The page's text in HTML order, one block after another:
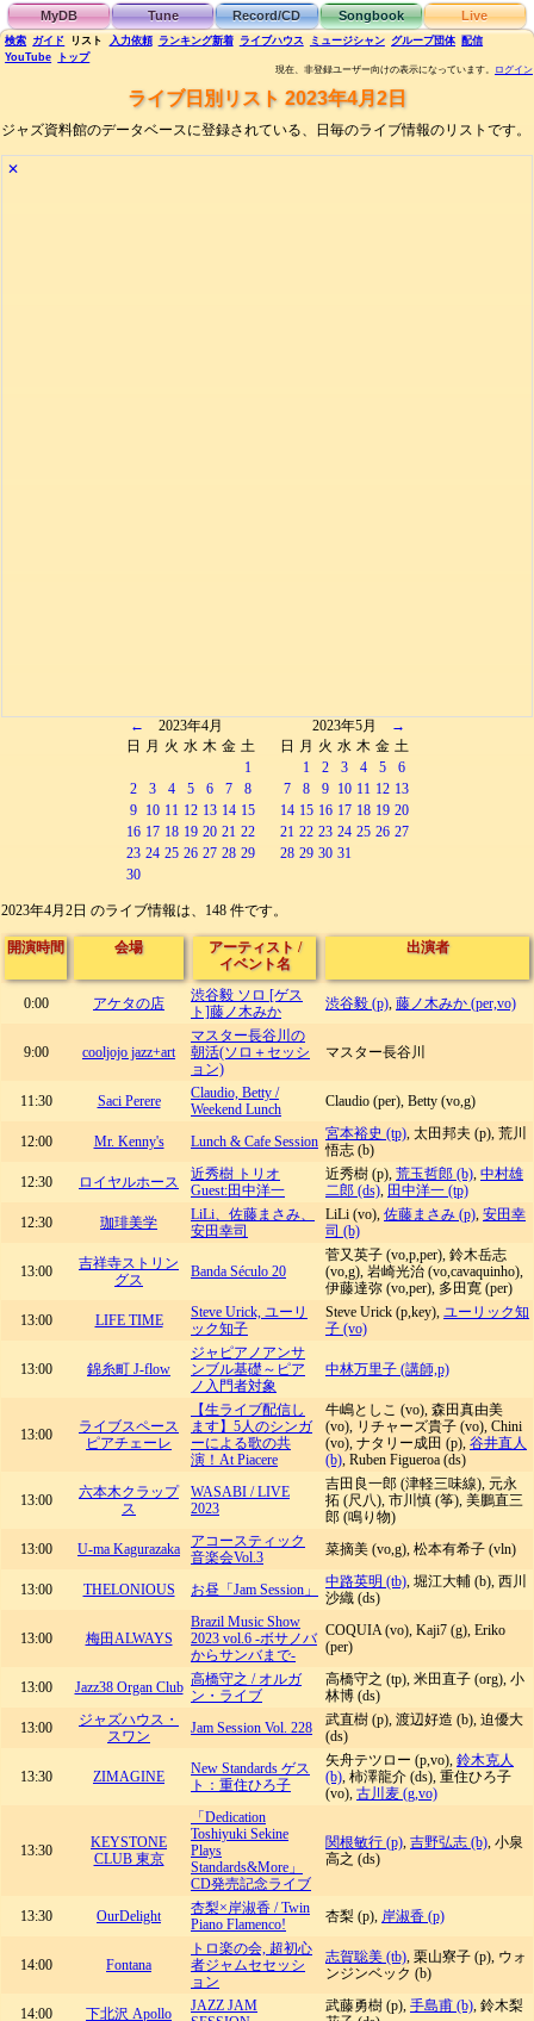
MyDB Tune Record/CD Songbook Live
検索 ガイド リスト 入力依頼 ランキング新着 ライブハウス ミュージシャン グループ団体 配信
YouTube
トップ
現在、非登録ユーザー向けの表示になっています。 ログイン
ライブ日別リスト 2023年4月2日
ジャズ資料館のデータベースに登録されている、日毎のライブ情報のリストです。
✕
←
2023年4月
日
月 火 水 木 金 土
1
2
3 4 5 6 7
8
9
10 11 12 13 14 15
16 17 18 19 20 21 22
23 24 25 26 27 28 29
30
2023年5月
→
日
月 火 水 木 金 土
1
2 3 4 5
6
7
8 9 10 11 12 13
14 15 16 17 18 19 20
21 22 23 24 25 26 27
28 29 30 31
2023年4月2日 のライブ情報は、148 件です。
開演時間 会場 アーティスト /
イベント名
出演者
0:00 アケタの店
渋谷毅 ソロ [ゲス
ト]藤ノ木みか
渋谷毅 (p), 藤ノ木みか (per,vo)
9:00 cooljojo jazz+art
マスター長谷川の
朝活(ソロ＋セッシ
ョン)
マスター長谷川
11:30 Saci Perere
Claudio, Betty /
Weekend Lunch
Claudio (per), Betty (vo,g)
12:00 Mr. Kenny's Lunch & Cafe Session 宮本裕史 (tp), 太田邦夫 (p), 荒川
悟志 (b)
12:30
ロイヤルホース
近秀樹 トリオ
Guest:田中洋一
近秀樹 (p), 荒玉哲郎 (b), 中村雄
二郎 (ds), 田中洋一 (tp)
12:30
珈琲美学
LiLi、佐藤まさみ、
安田幸司
LiLi (vo), 佐藤まさみ (p), 安田幸
司 (b)
13:00
吉祥寺ストリン
グス
Banda Século 20
菅又英子 (vo,p,per), 鈴木岳志
(vo,g), 岩崎光治 (vo,cavaquinho),
伊藤達弥 (vo,per), 多田寛 (per)
13:00
LIFE TIME
Steve Urick, ユーリ
ック知子
Steve Urick (p,key), ユーリック知
子 (vo)
13:00 錦糸町 J-flow
ジャピアノアンサ
ンブル基礎～ピア
ノ入門者対象
中林万里子 (講師,p)
13:00
ライブスペース
ピアチェーレ
【生ライブ配信し
ます】5人のシンガ
ーによる歌の共
演！At Piacere
牛嶋としこ (vo), 森田真由美
(vo), リチャーズ貴子 (vo), Chini
(vo), ナタリー成田 (p), 谷井直人
(b), Ruben Figueroa (ds)
13:00
六本木クラップ
ス
WASABI / LIVE
2023
吉田良一郎 (津軽三味線), 元永
拓 (尺八), 市川慎 (筝), 美鵬直三
郎 (鳴り物)
13:00
U-ma Kagurazaka
アコースティック
音楽会Vol.3
菜摘美 (vo,g), 松本有希子 (vln)
13:00 THELONIOUS お昼「Jam Session」 中路英明 (tb), 堀江大輔 (b), 西川
沙織 (ds)
13:00 梅田ALWAYS
Brazil Music Show
2023 vol.6 -ボサノバ
からサンバまで-
COQUIA (vo), Kaji7 (g), Eriko
(per)
13:00 Jazz38 Organ Club 高橋守之 / オルガ
ン・ライブ
高橋守之 (tp), 米田直子 (org), 小
林博 (ds)
13:00
ジャズハウス・
スワン
Jam Session Vol. 228
武直樹 (p), 渡辺好造 (b), 迫優大
(ds)
13:30 ZIMAGINE
New Standards ゲス
ト：重住ひろ子
矢舟テツロー (p,vo), 鈴木克人
(b), 柿澤龍介 (ds), 重住ひろ子
(vo), 古川麦 (g,vo)
13:30
KEYSTONE
CLUB 東京
「Dedication
Toshiyuki Sekine
Plays
Standards&More」
CD発売記念ライブ
関根敏行 (p), 吉野弘志 (b), 小泉
高之 (ds)
13:30 OurDelight
杏梨×岸淑香 / Twin
Piano Flamenco!
杏梨 (p), 岸淑香 (p)
14:00 Fontana
トロ楽の会, 超初心
者ジャムセセッシ
ョン
志賀聡美 (tb), 栗山寮子 (p), ウォ
ンジンベック (b)
14:00 下北沢 Apollo
JAZZ JAM
武藤勇樹 (p), 手島甫 (b), 鈴木梨